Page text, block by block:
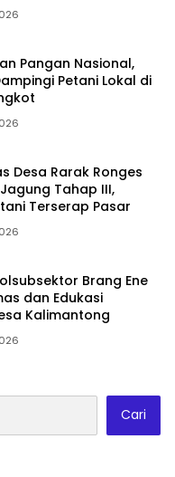
Pangan Nasional,
Petani Lokal di
Desa Rarak Ronges
Tahap III,
Terserap Pasar
Brang Ene
dan Edukasi
Kalimantong
Cari